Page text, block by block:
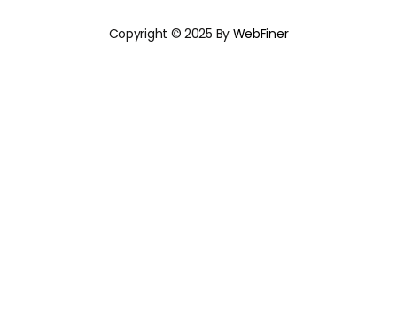
Copyright © 2025 By WebFiner